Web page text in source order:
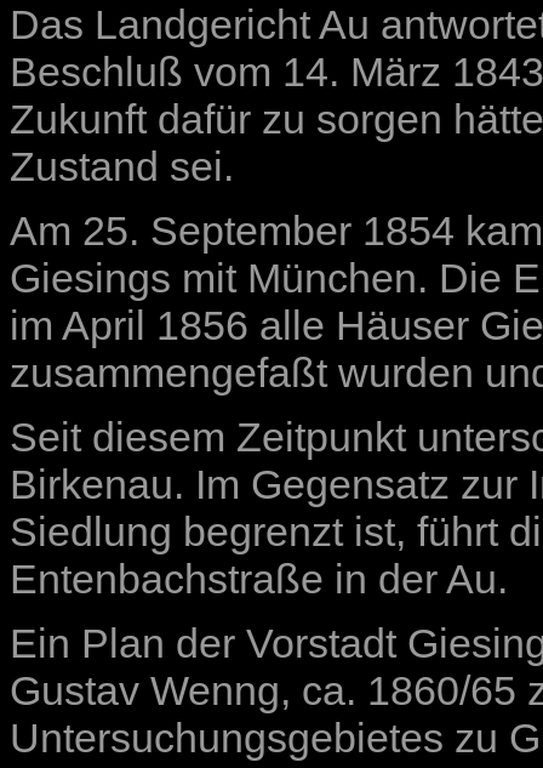
Das Landgericht Au
Beschluß vom 14. März
Zukunft dafür zu sorgen
Zustand sei.
Am 25. September 1854
Giesings mit München. Die
im April 1856 alle Häuser
zusammengefaßt wurden
Seit diesem Zeitpunkt
Birkenau. Im Gegensatz zur
Siedlung begrenzt ist, führt
Entenbachstraße in der Au.
Ein Plan der Vorstadt
Gustav Wenng, ca. 1860/65
Untersuchungsgebietes zu